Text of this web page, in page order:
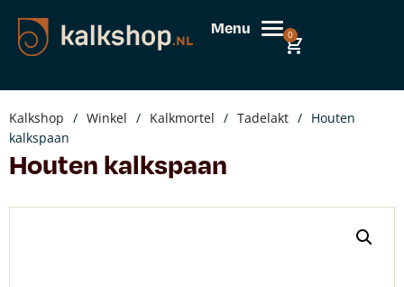
Menu 0
Kalkshop / Winkel / Kalkmortel / Tadelakt / Houten
kalkspaan
Houten kalkspaan